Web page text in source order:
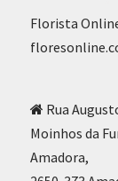
Florista
Rua
Moinhos da
Amadora,